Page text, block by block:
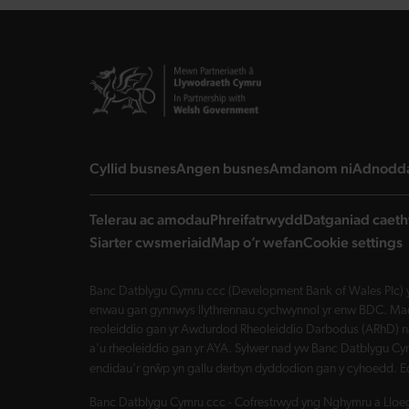
Cyllid busneslanding page
Angen busneslanding page
Amdanom nilanding
Telerau ac amodauPhreifatrwyddDatganiad
Siarter cwsmeriaidMap o’r wefanCookie settings
Banc Datblygu Cymru ccc (Development Bank of Wales
enwau gan gynnwys llythrennau cychwynnol yr enw BDC.
reoleiddio gan yr Awdurdod Rheoleiddio Darbodus (ARhD)
a'u rheoleiddio gan yr AYA. Sylwer nad yw Banc Datblygu
endidau'r grŵp yn gallu derbyn dyddodion gan y cyhoedd.
Banc Datblygu Cymru ccc - Cofrestrwyd yng Nghymru a